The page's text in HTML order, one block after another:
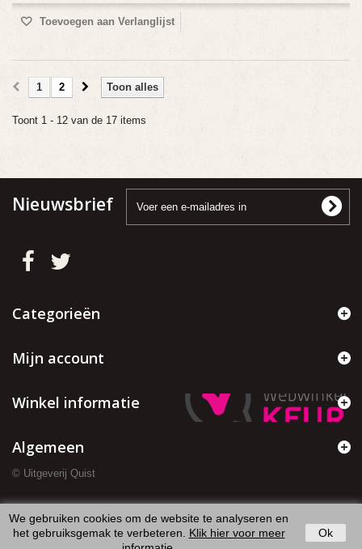
Toevoegen aan Verlanglijst
Toon alles
1 2
Toont 1 - 12 van de 17 items
Nieuwsbrief
Categorieën
Mijn account
Winkel informatie
Algemeen
© Uitgeverij Quist
We gebruiken cookies om de website te analyseren en
het gebruiksgemak te verbeteren. Klik hier voor meer
Ok